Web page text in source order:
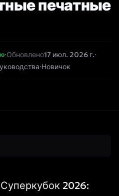
печатные
·Обновлено17 июл. 2026 г.·
·Новичок
2026: